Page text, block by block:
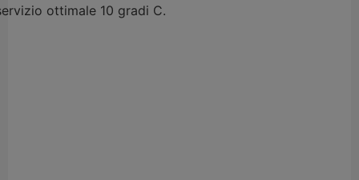
ottimale 10 gradi C.